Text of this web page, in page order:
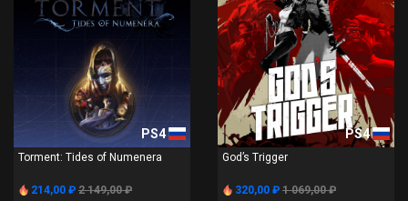
PS4
Torment: Tides of Numenera
214,00 ₽ 2 149,00 ₽
PS4
God’s Trigger
320,00 ₽ 1 069,00 ₽